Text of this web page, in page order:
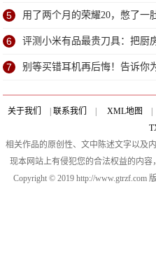
研
5 用了两个月的荣耀20，憋了一
6 评测小米有品最贵刀具：把厨
7 别等买错耳机再后悔！告诉你
能用
关于我们 联系我们 XML地图
相关作品的原创性、文中陈述文字以及
现本网站上有侵犯您的合法权益的内容
Copyright © 2019 http://www.gtrzf.com